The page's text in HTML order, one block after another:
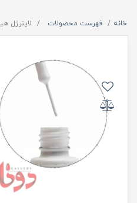
خانه فهرست محصولات لاينرژل